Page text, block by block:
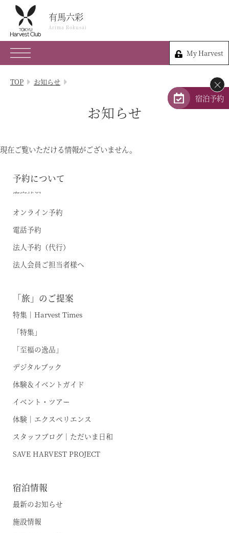
有馬六彩
Arima Rokusai
My Harvest
有馬六彩
Arima Rokusai
078-903-1109
兵庫県神戸市北区有馬町341-1
My Harvest
宿泊プラン
体験 & イベントガイド
客室 / 料金
温泉
お知らせ
TOP お知らせ
お知らせ
現在ご覧いただける情報がございません。
×
宿泊予約
予約について
空室状況
オンライン予約
電話予約
法人予約（代行）
法人会員ご担当者様へ
「旅」のご提案
特集｜Harvest Times
「特集」
「至福の逸品」
デジタルブック
体験＆イベントガイド
イベント・ツアー
体験｜エクスペリエンス
スタッフブログ｜ただいま日和
SAVE HARVEST PROJECT
宿泊情報
最新のお知らせ
施設情報